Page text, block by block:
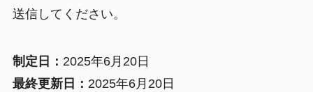
送信してください。
制定日： 2025年6月20日
最終更新日： 2025年6月20日